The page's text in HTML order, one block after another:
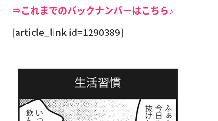
⇒これまでのバックナンバーはこちら♪
[article_link id=1290389]